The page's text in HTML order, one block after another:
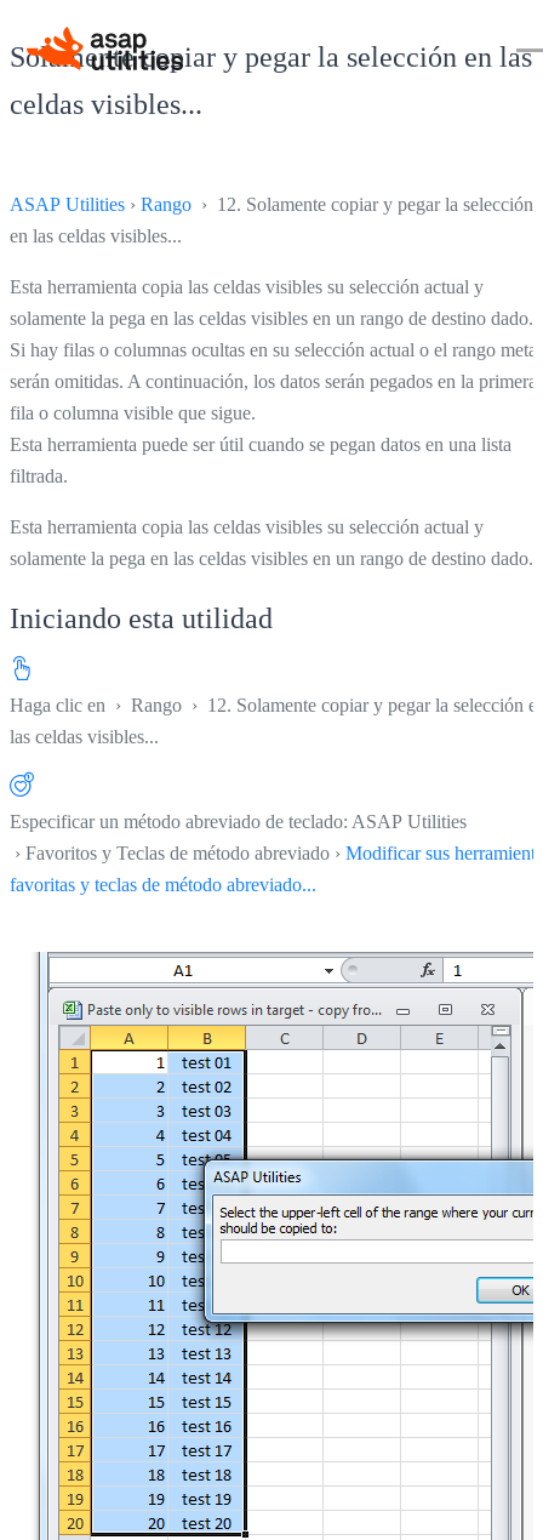
Solamente copiar y pegar la selección en las
celdas visibles...
ASAP Utilities › Rango › 12. Solamente copiar y pegar la selección
en las celdas visibles...
Esta herramienta copia las celdas visibles su selección actual y
solamente la pega en las celdas visibles en un rango de destino dado.
Si hay filas o columnas ocultas en su selección actual o el rango meta,
serán omitidas. A continuación, los datos serán pegados en la primera
fila o columna visible que sigue.
Esta herramienta puede ser útil cuando se pegan datos en una lista
filtrada.
Esta herramienta copia las celdas visibles su selección actual y
solamente la pega en las celdas visibles en un rango de destino dado.
Iniciando esta utilidad
Haga clic en › Rango › 12. Solamente copiar y pegar la selección
las celdas visibles...
Especificar un método abreviado de teclado: ASAP Utilities
› Favoritos y Teclas de método abreviado › Modificar sus
favoritas y teclas de método abreviado...